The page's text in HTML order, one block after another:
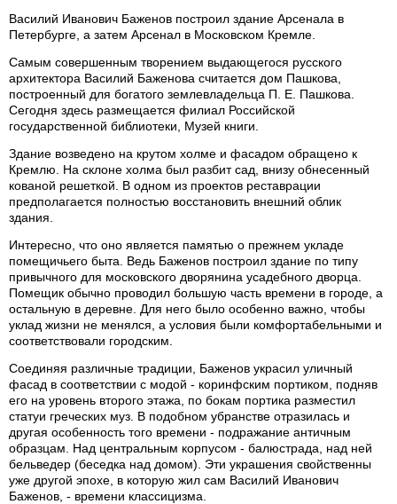
Василий Иванович Баженов построил здание Арсенала в
Петербурге, а затем Арсенал в Московском Кремле.
Самым совершенным творением выдающегося русского
архитектора Василий Баженова считается дом Пашкова,
построенный для богатого землевладельца П. Е. Пашкова.
Сегодня здесь размещается филиал Российской
государственной библиотеки, Музей книги.
Здание возведено на крутом холме и фасадом обращено к
Кремлю. На склоне холма был разбит сад, внизу обнесенный
кованой решеткой. В одном из проектов реставрации
предполагается полностью восстановить внешний облик
здания.
Интересно, что оно является памятью о прежнем укладе
помещичьего быта. Ведь Баженов построил здание по типу
привычного для московского дворянина усадебного дворца.
Помещик обычно проводил большую часть времени в городе, а
остальную в деревне. Для него было особенно важно, чтобы
уклад жизни не менялся, а условия были комфортабельными и
соответствовали городским.
Соединяя различные традиции, Баженов украсил уличный
фасад в соответствии с модой - коринфским портиком, подняв
его на уровень второго этажа, по бокам портика разместил
статуи греческих муз. В подобном убранстве отразилась и
другая особенность того времени - подражание античным
образцам. Над центральным корпусом - балюстрада, над ней
бельведер (беседка над домом). Эти украшения свойственны
уже другой эпохе, в которую жил сам Василий Иванович
Баженов, - времени классицизма.